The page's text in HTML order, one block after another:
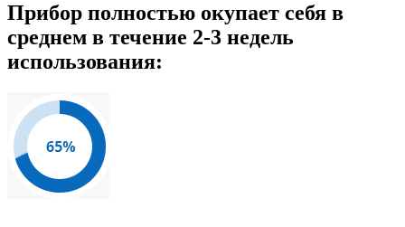
Прибор полностью окупает себя в
среднем в течение 2-3 недель
использования: